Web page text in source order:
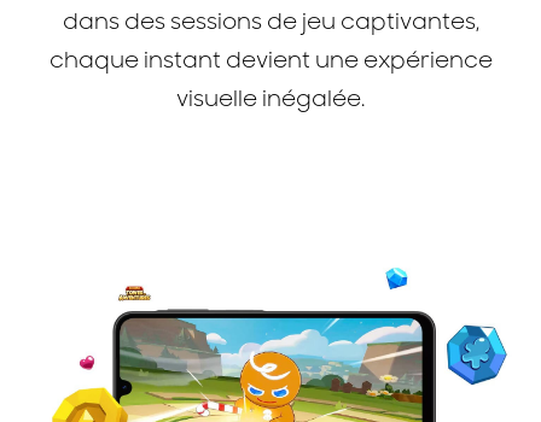
dans des sessions de jeu captivantes,
chaque instant devient une expérience
visuelle inégalée.